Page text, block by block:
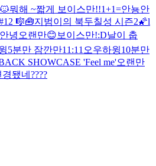
뭐해 ~짧게 보이스만!!1+1=안뇽안
🎼🧰지범이의 북두칠성 시즌2🌠l
안녕 오랜만😊 보이스만!:D날이 춥
5분만 잠깐만11:11 오우하윙10분만
SHOWCASE 'Feel me'오랜만
됐네????